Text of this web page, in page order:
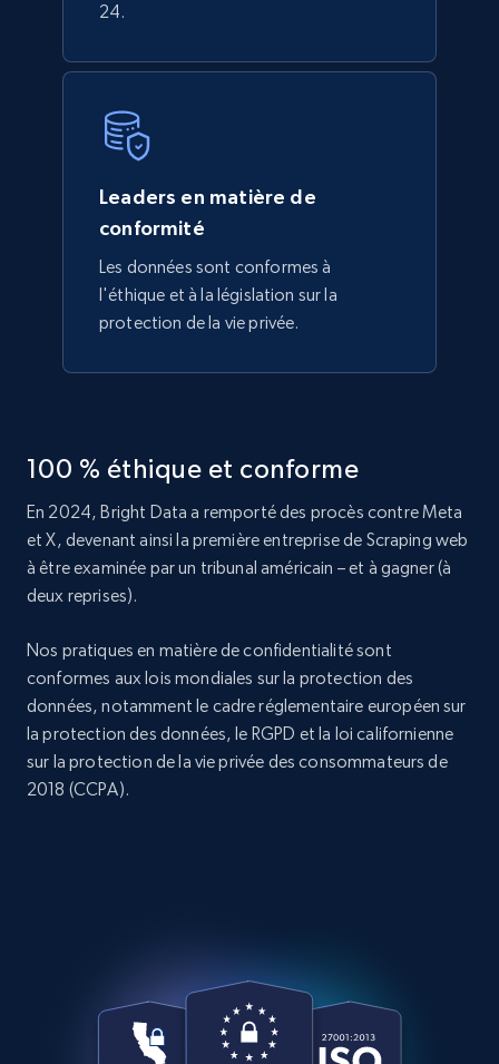
24.
Leaders en matière de
conformité
Les données sont conformes à
l'éthique et à la législation sur la
protection de la vie privée.
100 % éthique et conforme
En 2024, Bright Data a remporté des procès contre Meta
et X, devenant ainsi la première entreprise de Scraping web
à être examinée par un tribunal américain – et à gagner (à
deux reprises).
Nos pratiques en matière de confidentialité sont
conformes aux lois mondiales sur la protection des
données, notamment le cadre réglementaire européen sur
la protection des données, le RGPD et la loi californienne
sur la protection de la vie privée des consommateurs de
2018 (CCPA).